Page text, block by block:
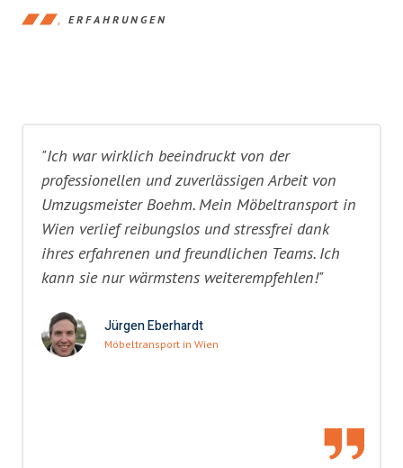
ERFAHRUNGEN
"Ich war wirklich beeindruckt von der
professionellen und zuverlässigen Arbeit von
Umzugsmeister Boehm. Mein Möbeltransport in
Wien verlief reibungslos und stressfrei dank
ihres erfahrenen und freundlichen Teams. Ich
kann sie nur wärmstens weiterempfehlen!"
Jürgen Eberhardt
Möbeltransport in Wien